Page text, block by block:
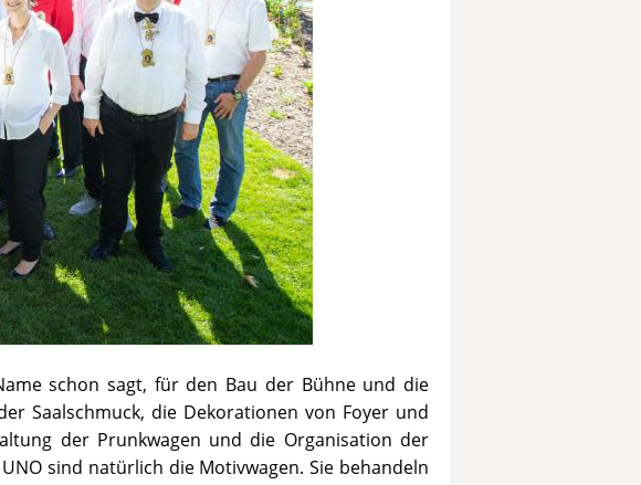
schon sagt, für den Bau der Bühne und die
Saalschmuck, die Dekorationen von Foyer und
der Prunkwagen und die Organisation der
sind natürlich die Motivwagen. Sie behandeln